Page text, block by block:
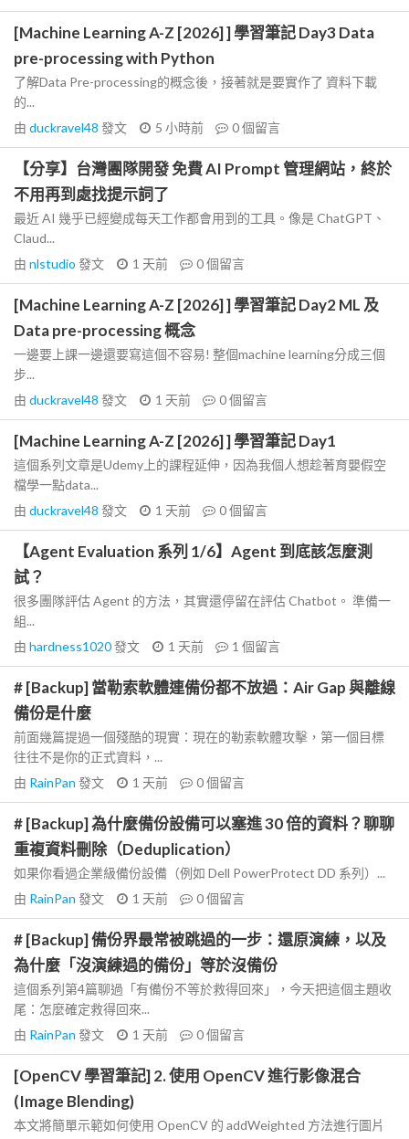
[Machine Learning A-Z [2026] ] 學習筆記 Day3 Data
pre-processing with Python
了解Data Pre-processing的概念後，接著就是要實作了 資料下載
的...
由 duckravel48 發文 5 小時前 0個留言
【分享】台灣團隊開發 免費 AI Prompt 管理網站，終於
不用再到處找提示詞了
最近 AI 幾乎已經變成每天工作都會用到的工具。像是 ChatGPT、
Claud...
由 nlstudio 發文 1 天前 0個留言
[Machine Learning A-Z [2026] ] 學習筆記 Day2 ML 及
Data pre-processing 概念
一邊要上課一邊還要寫這個不容易! 整個machine learning分成三個
步...
由 duckravel48 發文 1 天前 0個留言
[Machine Learning A-Z [2026] ] 學習筆記 Day1
這個系列文章是Udemy上的課程延伸，因為我個人想趁著育嬰假空
檔學一點data...
由 duckravel48 發文 1 天前 0個留言
【Agent Evaluation 系列 1/6】Agent 到底該怎麼測
試？
很多團隊評估 Agent 的方法，其實還停留在評估 Chatbot。 準備一
組...
由 hardness1020發文 1 天前 1 個留言
# [Backup] 當勒索軟體連備份都不放過：Air Gap 與離線
備份是什麼
前面幾篇提過一個殘酷的現實：現在的勒索軟體攻擊，第一個目標
往往不是你的正式資料，...
由 RainPan 發文 1 天前 0個留言
# [Backup] 為什麼備份設備可以塞進 30 倍的資料？聊聊
重複資料刪除（Deduplication）
如果你看過企業級備份設備（例如 Dell PowerProtect DD 系列）...
由 RainPan 發文 1 天前 0個留言
# [Backup] 備份界最常被跳過的一步：還原演練，以及
為什麼「沒演練過的備份」等於沒備份
這個系列第4篇聊過「有備份不等於救得回來」，今天把這個主題收
尾：怎麼確定救得回來...
由 RainPan 發文 1 天前 0個留言
[OpenCV 學習筆記] 2. 使用 OpenCV 進行影像混合
(Image Blending)
本文將簡單示範如何使用 OpenCV 的 addWeighted 方法進行圖片